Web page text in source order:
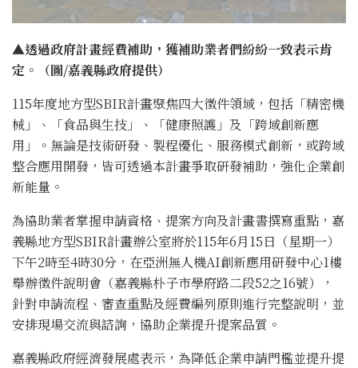
▲透過政府計畫經費補助，獲補助業者們紛紛一致表示肯
定。（圖/嘉義縣政府提供）
115年度地方型SBIR計畫聚焦四大徵件領域，包括「精密機
械」、「食品與生技」、「健康照護」及「跨域創新應
用」。無論是技術研發、製程優化、服務模式創新，或跨域
整合應用開發，皆可透過本計畫爭取研發補助，強化企業創
新能量。
為協助業者掌握申請資格、提案方向及計畫書撰寫重點，嘉
義縣地方型SBIR計畫辦公室將於115年6月15日（星期一）
下午2時至4時30分，在亞洲無人機AI創新應用研發中心1樓
舉辦徵件說明會（嘉義縣朴子市學府路二段52之16號），
針對申請流程、審查重點及經費編列原則進行完整說明，並
安排現場交流與諮詢，協助企業提升提案品質。
嘉義縣政府經濟發展處表示，為降低企業申請門檻並提升提